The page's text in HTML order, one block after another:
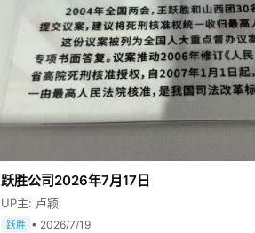
跃胜公司2026年7月17日
UP主: 卢颖
跃胜 • 2026/7/19